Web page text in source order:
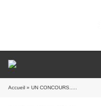
Accueil » UN CONCOURS.....